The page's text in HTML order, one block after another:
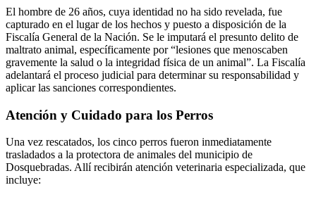
El hombre de 26 años, cuya identidad no ha sido revelada, fue
capturado en el lugar de los hechos y puesto a disposición de la
Fiscalía General de la Nación. Se le imputará el presunto delito de
maltrato animal, específicamente por “lesiones que menoscaben
gravemente la salud o la integridad física de un animal”. La Fiscalía
adelantará el proceso judicial para determinar su responsabilidad y
aplicar las sanciones correspondientes.
Atención y Cuidado para los Perros
Una vez rescatados, los cinco perros fueron inmediatamente
trasladados a la protectora de animales del municipio de
Dosquebradas. Allí recibirán atención veterinaria especializada, que
incluye: